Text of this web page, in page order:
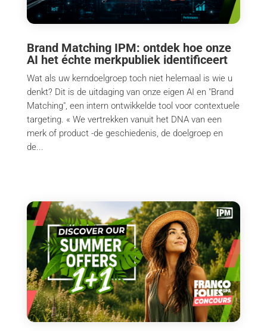
Brand Matching IPM: ontdek hoe onze
AI het échte merkpubliek identificeert
Wat als uw kerndoelgroep toch niet helemaal is wie u
denkt? Dit is de uitdaging van onze eigen AI en "Brand
Matching", een intern ontwikkelde tool voor contextuele
targeting. « We vertrekken vanuit het DNA van een
merk of product -de geschiedenis, de doelgroep en
de...